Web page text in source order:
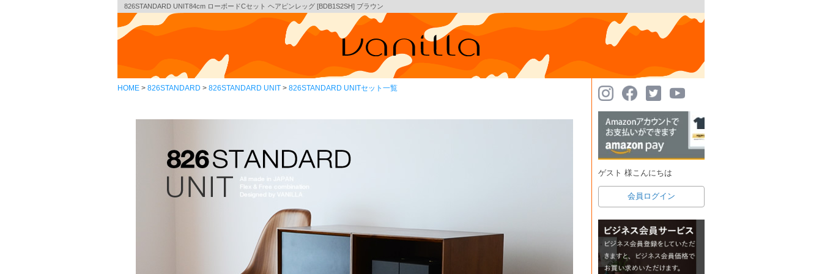
826STANDARD UNIT84cm ローボードCセット ヘアピンレッグ [BDB1S2SH] ブラウン
HOME 826STANDARD 826STANDARD UNIT 826STANDARD UNITセット一覧
ゲスト 様こんにちは
会員ログイン